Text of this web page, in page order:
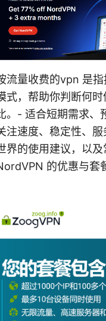
流量收费的vpn 是
式，帮助你判断何
。- 适合短期需求、
注速度、稳定性、
界的使用建议，以
的优惠与套